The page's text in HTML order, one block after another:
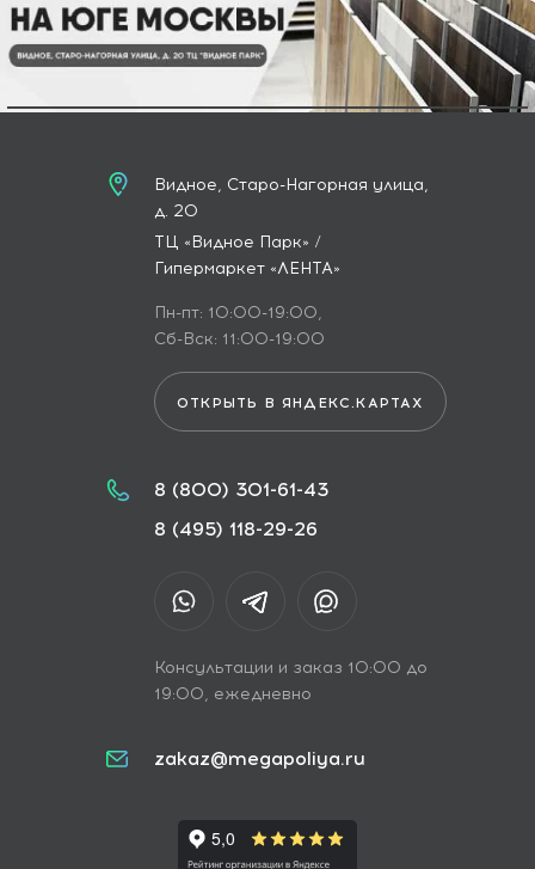
Видное, Старо-Нагорная улица,
д. 20
ТЦ «Видное Парк» /
Гипермаркет «ЛЕНТА»
Пн-пт: 10:00-19:00,
Сб-Вск: 11:00-19:00
ОТКРЫТЬ В ЯНДЕКС.КАРТАХ
8 (800) 301-61-43
8 (495) 118-29-26
Консультации и заказ 10:00 до
19:00, ежедневно
zakaz@megapoliya.ru